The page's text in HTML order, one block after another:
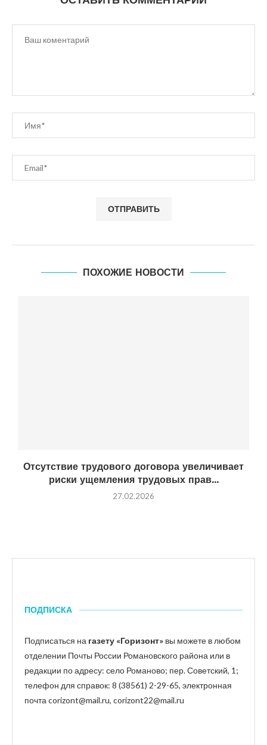
ПОХОЖИЕ НОВОСТИ
Отсутствие трудового договора увеличивает
риски ущемления трудовых прав...
27.02.2026
ПОДПИСКА
Подписаться на газету «Горизонт» вы можете в любом
отделении Почты России Романовского района или в
редакции по адресу: село Романово; пер. Советский, 1;
телефон для справок: 8 (38561) 2-29-65, электронная
почта corizont@mail.ru, corizont22@mail.ru